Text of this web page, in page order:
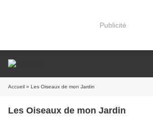
Publicité
Accueil » Les Oiseaux de mon Jardin
Les Oiseaux de mon Jardin